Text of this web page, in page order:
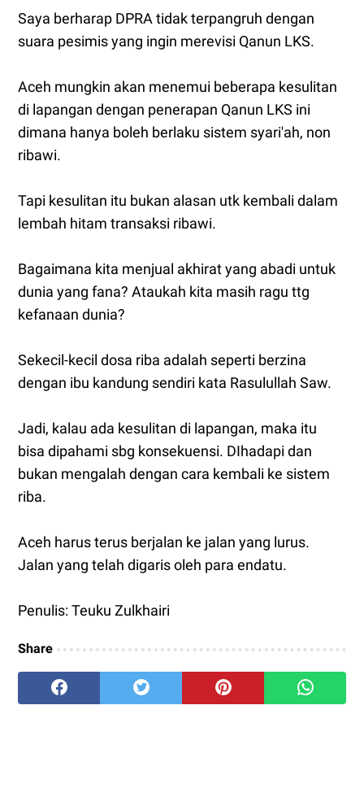
Saya berharap DPRA tidak terpangruh dengan
suara pesimis yang ingin merevisi Qanun LKS.
Aceh mungkin akan menemui beberapa kesulitan
di lapangan dengan penerapan Qanun LKS ini
dimana hanya boleh berlaku sistem syari'ah, non
ribawi.
Tapi kesulitan itu bukan alasan utk kembali dalam
lembah hitam transaksi ribawi.
Bagaimana kita menjual akhirat yang abadi untuk
dunia yang fana? Ataukah kita masih ragu ttg
kefanaan dunia?
Sekecil-kecil dosa riba adalah seperti berzina
dengan ibu kandung sendiri kata Rasulullah Saw.
Jadi, kalau ada kesulitan di lapangan, maka itu
bisa dipahami sbg konsekuensi. DIhadapi dan
bukan mengalah dengan cara kembali ke sistem
riba.
Aceh harus terus berjalan ke jalan yang lurus.
Jalan yang telah digaris oleh para endatu.
Penulis: Teuku Zulkhairi
Share